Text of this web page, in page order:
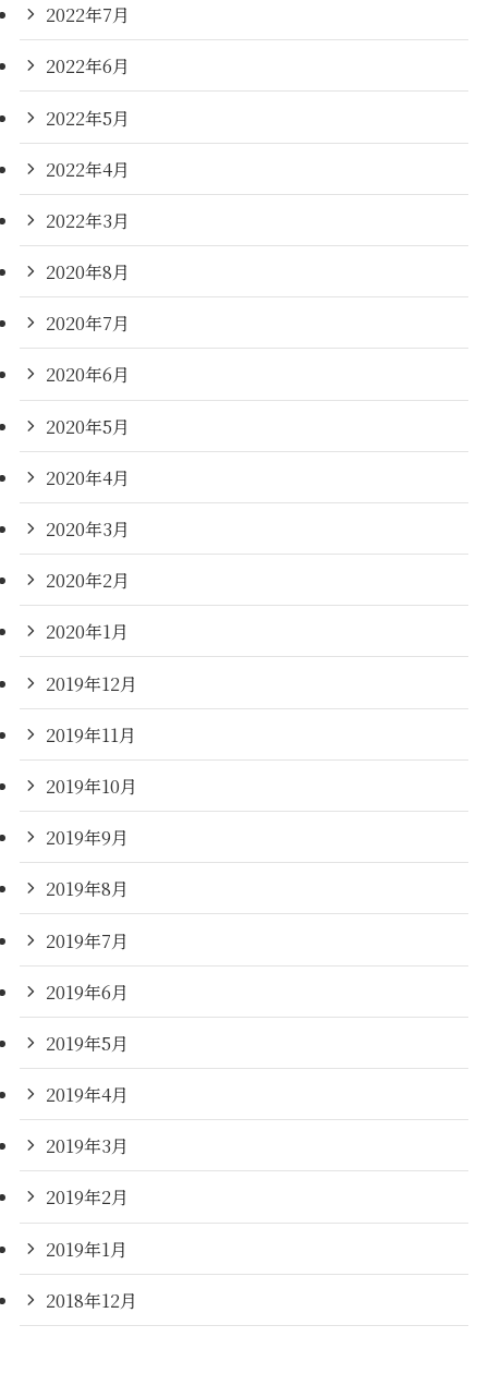
2022年7月
2022年6月
2022年5月
2022年4月
2022年3月
2020年8月
2020年7月
2020年6月
2020年5月
2020年4月
2020年3月
2020年2月
2020年1月
2019年12月
2019年11月
2019年10月
2019年9月
2019年8月
2019年7月
2019年6月
2019年5月
2019年4月
2019年3月
2019年2月
2019年1月
2018年12月